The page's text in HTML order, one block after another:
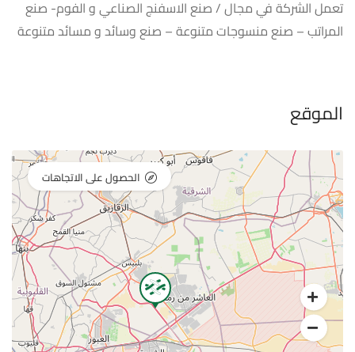
تعمل الشركة في مجال / صنع الاسفنج الصناعي و الفوم- صنع
المراتب – صنع منسوجات متنوعة – صنع وسائد و مسائد متنوعة
الموقع
الحصول على الاتجاهات